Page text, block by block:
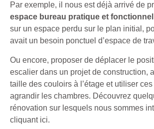
Par exemple, il nous est déjà arrivé de
espace bureau pratique et fonctionnel
sur un espace perdu sur le plan initial,
avait un besoin ponctuel d’espace de
Ou encore, proposer de déplacer le
escalier dans un projet de construction,
taille des couloirs à l’étage et utiliser
agrandir les chambres. Découvrez
rénovation sur lesquels nous sommes
cliquant ici.